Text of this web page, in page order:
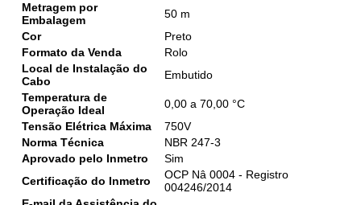
Metragem por
Embalagem
50 m
Cor
Preto
Formato da Venda
Rolo
Local de Instalação do
Cabo
Embutido
Temperatura de
Operação Ideal
0,00 a 70,00 °C
Tensão Elétrica Máxima
750V
Norma Técnica
NBR 247-3
Aprovado pelo Inmetro
Sim
Certificação do Inmetro
OCP Nâ 0004 - Registro
004246/2014